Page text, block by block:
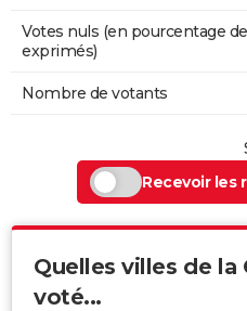
Votes nuls (en pourcentage
exprimés)
Nombre de votants
Recevoir les
Quelles villes de la
voté...